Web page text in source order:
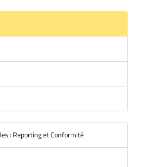
: Reporting et Conformité